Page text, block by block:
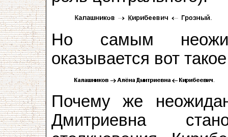
Но самым
оказывается вот
Почему же
Дмитриевна